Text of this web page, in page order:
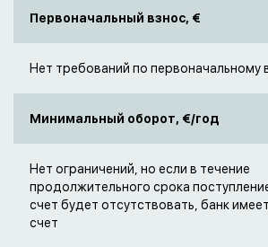
Первоначальный взнос, €
Нет требований по первоначальному
Минимальный оборот, €/год
Нет ограничений, но если в течение
продолжительного срока
счет будет отсутствовать, банк
счет